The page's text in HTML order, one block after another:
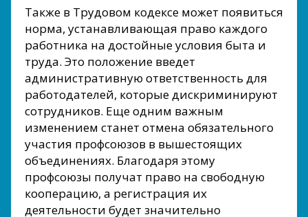
Также в Трудовом кодексе может появиться
норма, устанавливающая право каждого
работника на достойные условия быта и
труда. Это положение введет
административную ответственность для
работодателей, которые дискриминируют
сотрудников. Еще одним важным
изменением станет отмена обязательного
участия профсоюзов в вышестоящих
объединениях. Благодаря этому
профсоюзы получат право на свободную
кооперацию, а регистрация их
деятельности будет значительно